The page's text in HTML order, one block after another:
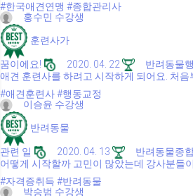
#한국애견연맹 #종합관리사
홍수민 수강생
훈련사가
꿈이에요! 2020. 04. 22
반려동물
애견 훈련사를 하려고 시작하게 되어요. 처
#애견훈련사#행동교정
이승윤 수강생
반려동물
관련 일 2020. 04. 13
반려동물종
어떻게 시작할까 고민이 많았는데 강사분들
#자격증취득 #반려동물
박승범 수강생